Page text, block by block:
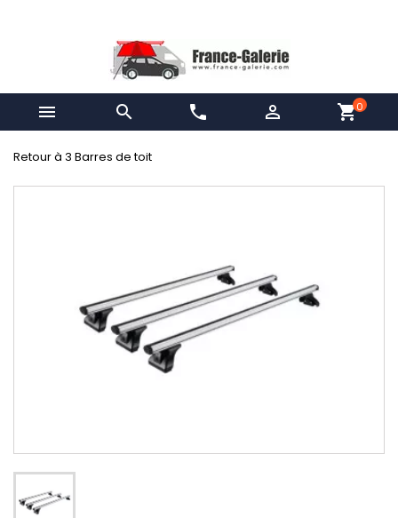
  phone  shopping_cart0
Retour à 3 Barres de toit